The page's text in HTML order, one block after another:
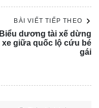
hồ sơ kỹ thuật. Đồng
quy định yêu cầu chủ
nhiệm nếu phương
định.
BÀI VIẾT TIẾP THEO
Biểu dương tài xế dừng
xe giữa quốc lộ cứu bé
gái